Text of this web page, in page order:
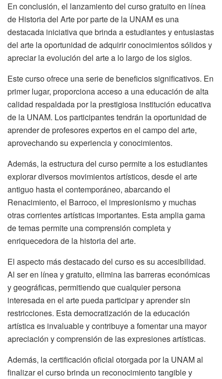
En conclusión, el lanzamiento del curso gratuito en línea
de Historia del Arte por parte de la UNAM es una
destacada iniciativa que brinda a estudiantes y entusiastas
del arte la oportunidad de adquirir conocimientos sólidos y
apreciar la evolución del arte a lo largo de los siglos.
Este curso ofrece una serie de beneficios significativos. En
primer lugar, proporciona acceso a una educación de alta
calidad respaldada por la prestigiosa institución educativa
de la UNAM. Los participantes tendrán la oportunidad de
aprender de profesores expertos en el campo del arte,
aprovechando su experiencia y conocimientos.
Además, la estructura del curso permite a los estudiantes
explorar diversos movimientos artísticos, desde el arte
antiguo hasta el contemporáneo, abarcando el
Renacimiento, el Barroco, el impresionismo y muchas
otras corrientes artísticas importantes. Esta amplia gama
de temas permite una comprensión completa y
enriquecedora de la historia del arte.
El aspecto más destacado del curso es su accesibilidad.
Al ser en línea y gratuito, elimina las barreras económicas
y geográficas, permitiendo que cualquier persona
interesada en el arte pueda participar y aprender sin
restricciones. Esta democratización de la educación
artística es invaluable y contribuye a fomentar una mayor
apreciación y comprensión de las expresiones artísticas.
Además, la certificación oficial otorgada por la UNAM al
finalizar el curso brinda un reconocimiento tangible y